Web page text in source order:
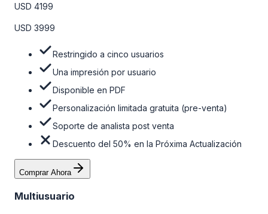
venta y el soporte post-venta de nuestros analistas. Para
obtener más información, consulte la tabla de precios a
USD 4199
USD 3999
Restringido a cinco usuarios
Una impresión por usuario
Disponible en PDF
Personalización limitada gratuita (pre-venta)
Soporte de analista post venta
Descuento del 50% en la Próxima Actualización
Comprar Ahora
Multiusuario